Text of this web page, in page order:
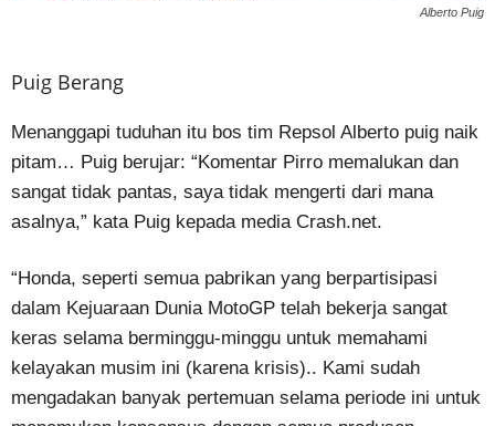
Alberto Puig
Puig Berang
Menanggapi tuduhan itu bos tim Repsol Alberto puig naik
pitam… Puig berujar: “Komentar Pirro memalukan dan
sangat tidak pantas, saya tidak mengerti dari mana
asalnya,” kata Puig kepada media Crash.net.
“Honda, seperti semua pabrikan yang berpartisipasi
dalam Kejuaraan Dunia MotoGP telah bekerja sangat
keras selama berminggu-minggu untuk memahami
kelayakan musim ini (karena krisis).. Kami sudah
mengadakan banyak pertemuan selama periode ini untuk